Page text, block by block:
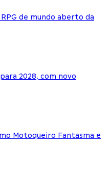
de mundo aberto da
2028, com novo
Motoqueiro Fantasma e